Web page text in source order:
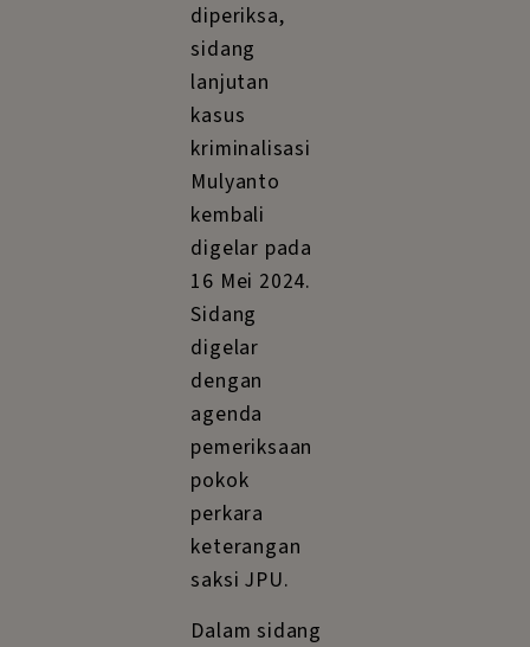
diperiksa,
sidang
lanjutan
kasus
kriminalisasi
Mulyanto
kembali
digelar pada
16 Mei 2024.
Sidang
digelar
dengan
agenda
pemeriksaan
pokok
perkara
keterangan
saksi JPU.
Dalam sidang